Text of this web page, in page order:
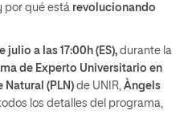
por qué está revolucionando
julio a las 17:00h (ES), durante la
de Experto Universitario en
Natural (PLN) de UNIR, Àngels
los detalles del programa,